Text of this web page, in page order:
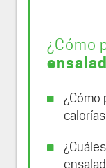
¿Cómo